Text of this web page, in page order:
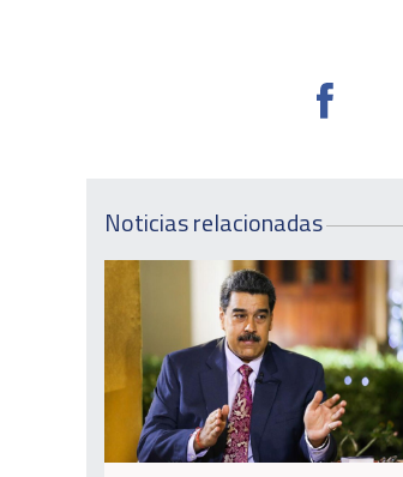
Noticias relacionadas